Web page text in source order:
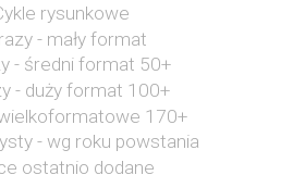
rysunkowe
- mały format
- średni format 50+
- duży format 100+
170+
- wg roku powstania
ostatnio dodane